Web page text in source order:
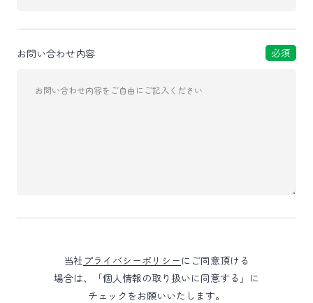
お問い合わせ内容 必須
当社プライバシーポリシー にご同意頂ける
場合は、「個人情報の取り扱いに同意する」に
チェックをお願いいたします。